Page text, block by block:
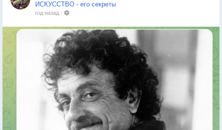
ИСКУССТВО - его секреты
год назад -